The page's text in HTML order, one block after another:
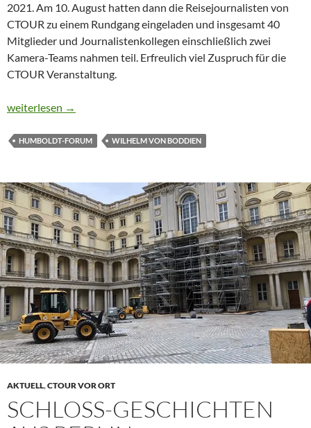
2021. Am 10. August hatten dann die Reisejournalisten von
CTOUR zu einem Rundgang eingeladen und insgesamt 40
Mitglieder und Journalistenkollegen einschließlich zwei
Kamera-Teams nahmen teil. Erfreulich viel Zuspruch für die
CTOUR Veranstaltung.
EINE BAUSTELLE DER MACHT
weiterlesen →
HUMBOLDT-FORUM WILHELM VON BODDIEN
AKTUELL,CTOUR VOR ORT
SCHLOSS-GESCHICHTEN